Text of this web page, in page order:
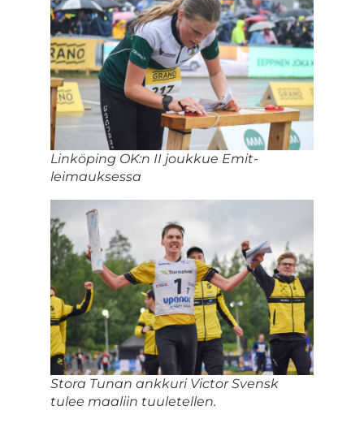
Linköping OK:n II joukkue Emit-
leimauksessa
Stora Tunan ankkuri Victor Svensk
tulee maaliin tuuletellen.